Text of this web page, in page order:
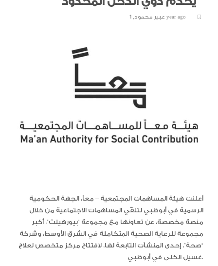
عبير محمود, 1 year ago
أعلنت هيئة المساهمات المجتمعية – معاً، الجهة الحكومية
الرسمية في أبوظبي لتلقّي المساهمات الاجتماعية من خلال
منصة مخصصة، عن تعاونها مع مجموعة “بيورهيلث”، أكبر
مجموعة للرعاية الصحية المتكاملة في الشرق الأوسط، وشركة
“صحة”، إحدى المنشآت التابعة لها، لافتتاح مركز متخصص لعلاج
غسيل الكلى في أبوظبي.